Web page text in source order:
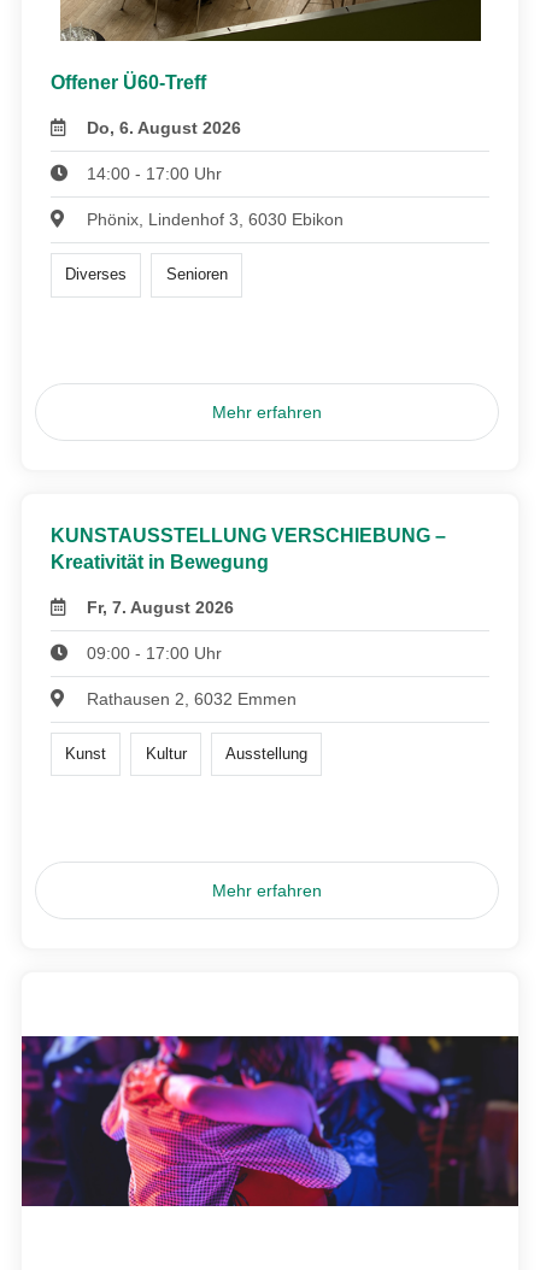
Offener Ü60-Treff
Do, 6. August 2026
14:00 - 17:00 Uhr
Phönix, Lindenhof 3, 6030 Ebikon
Diverses Senioren
Mehr erfahren
KUNSTAUSSTELLUNG VERSCHIEBUNG –
Kreativität in Bewegung
Fr, 7. August 2026
09:00 - 17:00 Uhr
Rathausen 2, 6032 Emmen
Kunst Kultur Ausstellung
Mehr erfahren